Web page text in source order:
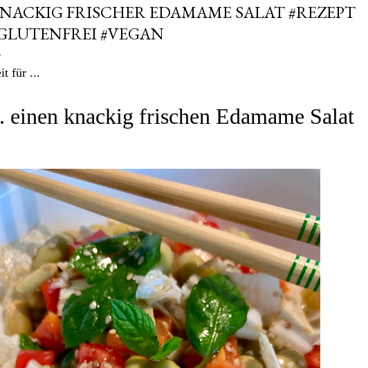
FRISCHER EDAMAME SALAT #REZEPT
#VEGAN
für ...
einen knackig frischen Edamame Salat